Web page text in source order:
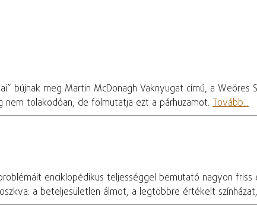
bújnak meg Martin McDonagh Vaknyugat című, a Weöres
nem tolakodóan, de fölmutatja ezt a párhuzamot. Tovább...
enciklopédikus teljességgel bemutató nagyon
a beteljesületlen álmot, a legtöbbre értékelt